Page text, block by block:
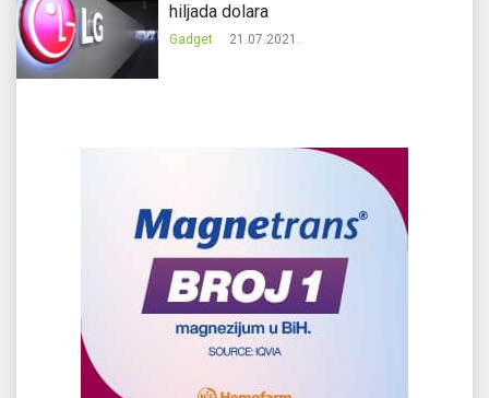
hiljada dolara
Gadget 21.07.2021.